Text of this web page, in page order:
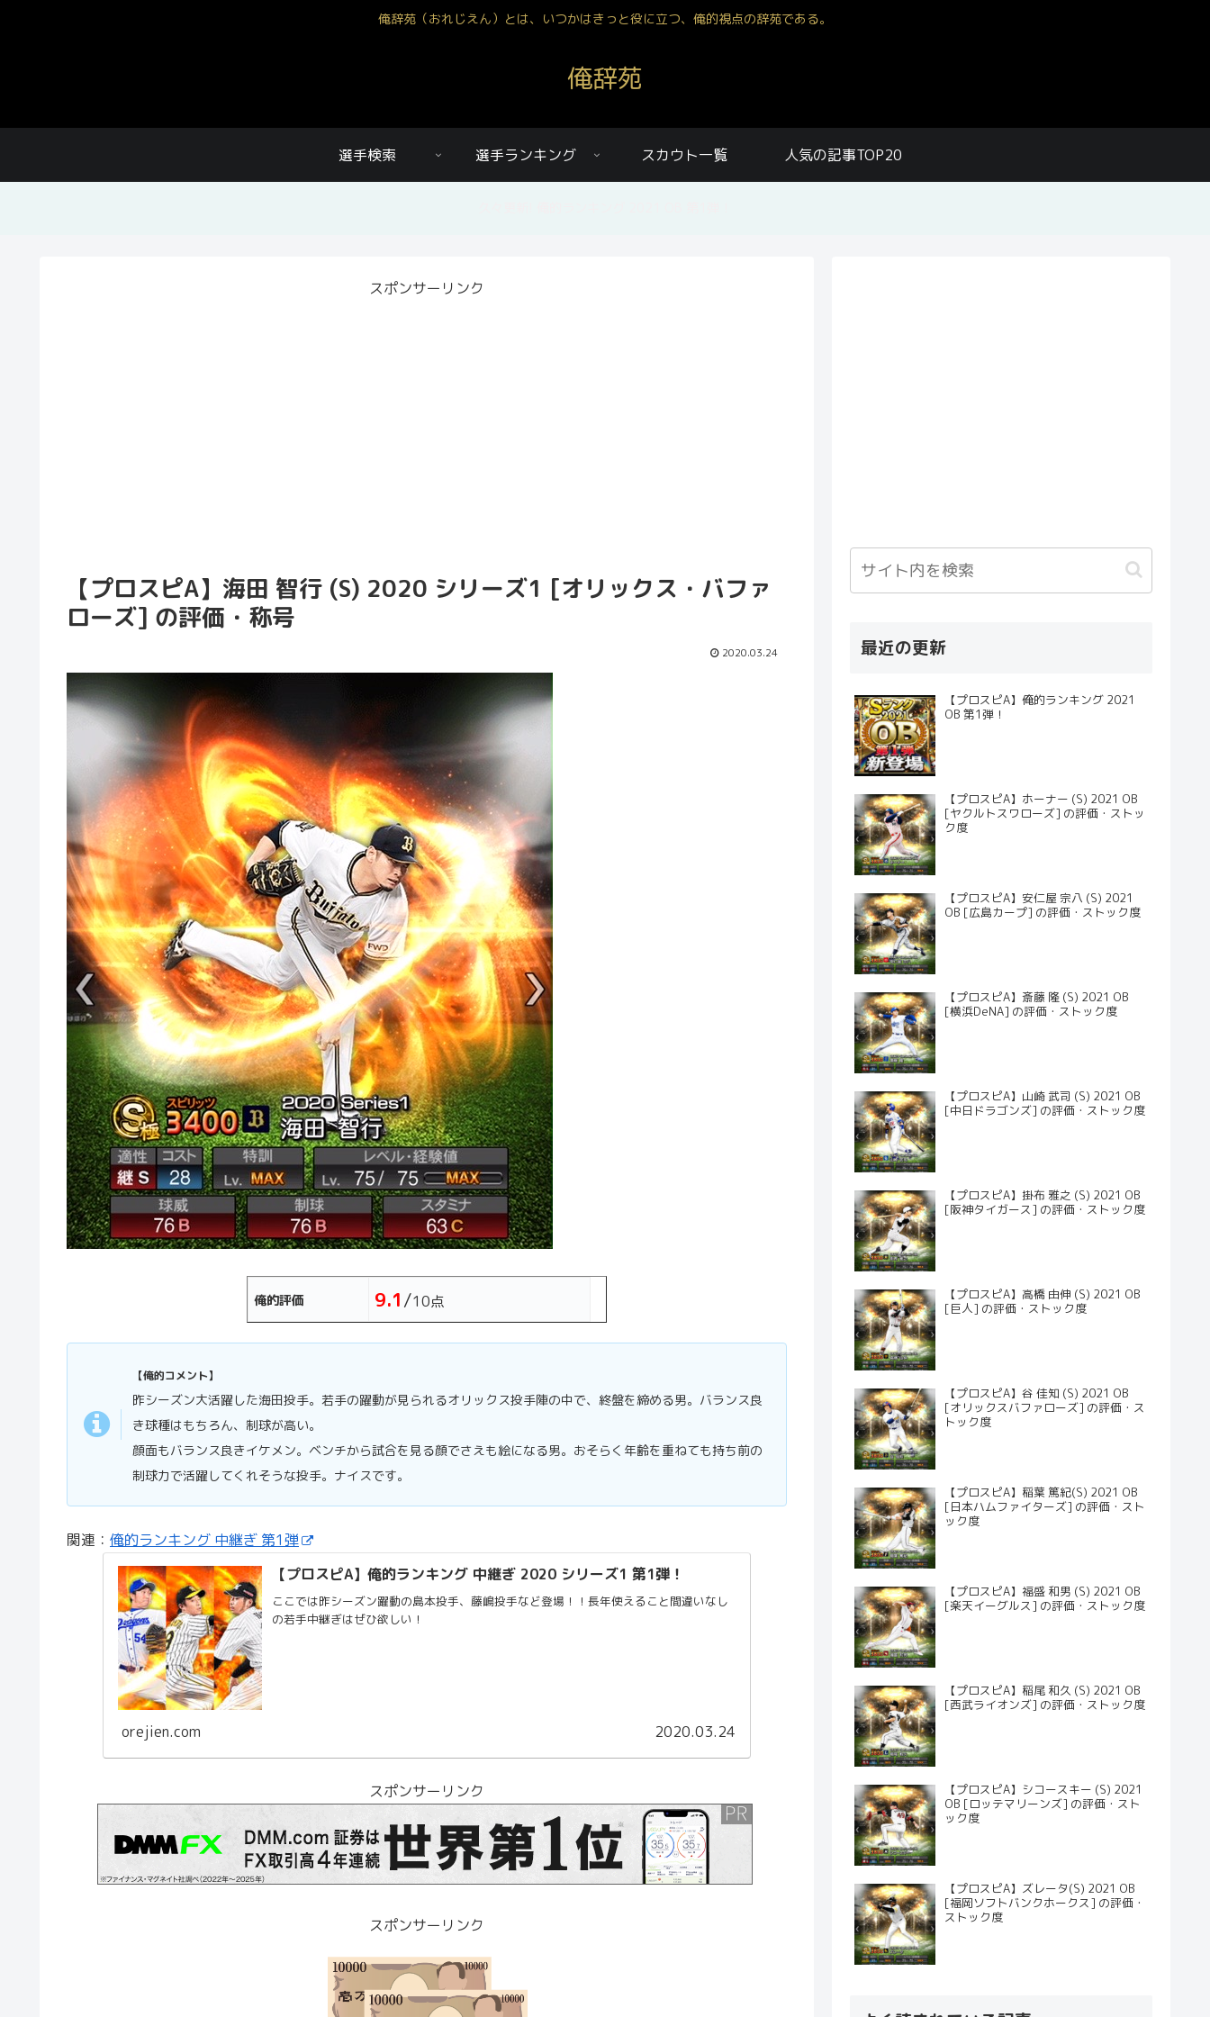
俺辞苑（おれじえん）とは、いつかはきっと役に立つ、俺的視点の辞苑である。
俺辞苑
選手検索 選手ランキング スカウト一覧 人気の記事TOP20
スポンサーリンク
【プロスピA】海田 智行 (S) 2020 シリーズ1 [オリックス・バファ
ローズ] の評価・称号
2020.03.24
俺的評価 9.1/10点
【俺的コメント】
昨シーズン大活躍した海田投手。若手の躍動が見られるオリックス投手陣の中で、終盤を締める男。バランス良
き球種はもちろん、制球が高い。
顔面もバランス良きイケメン。ベンチから試合を見る顔でさえも絵になる男。おそらく年齢を重ねても持ち前の
制球力で活躍してくれそうな投手。ナイスです。
関連： 俺的ランキング 中継ぎ 第1弾
【プロスピA】俺的ランキング 中継ぎ 2020 シリーズ1 第1弾！
ここでは昨シーズン躍動の島本投手、藤嶋投手など登場！！長年使えること間違いなし
の若手中継ぎはぜひ欲しい！
orejien.com 2020.03.24
スポンサーリンク
スポンサーリンク
最近の更新
【プロスピA】俺的ランキング 2021
OB 第1弾！
【プロスピA】ホーナー (S) 2021 OB
[ヤクルトスワローズ] の評価・ストッ
ク度
【プロスピA】安仁屋 宗八 (S) 2021
OB [広島カープ] の評価・ストック度
【プロスピA】斎藤 隆 (S) 2021 OB
[横浜DeNA] の評価・ストック度
【プロスピA】山崎 武司 (S) 2021 OB
[中日ドラゴンズ] の評価・ストック度
【プロスピA】掛布 雅之 (S) 2021 OB
[阪神タイガース] の評価・ストック度
【プロスピA】高橋 由伸 (S) 2021 OB
[巨人] の評価・ストック度
【プロスピA】谷 佳知 (S) 2021 OB
[オリックスバファローズ] の評価・ス
トック度
【プロスピA】稲葉 篤紀(S) 2021 OB
[日本ハムファイターズ] の評価・スト
ック度
【プロスピA】福盛 和男 (S) 2021 OB
[楽天イーグルス] の評価・ストック度
【プロスピA】稲尾 和久 (S) 2021 OB
[西武ライオンズ] の評価・ストック度
【プロスピA】シコースキー (S) 2021
OB [ロッテマリーンズ] の評価・スト
ック度
【プロスピA】ズレータ(S) 2021 OB
[福岡ソフトバンクホークス] の評価・
ストック度